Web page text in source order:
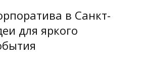
в Санкт-
для яркого